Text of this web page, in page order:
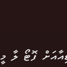
ފޮޓޯ ލާ